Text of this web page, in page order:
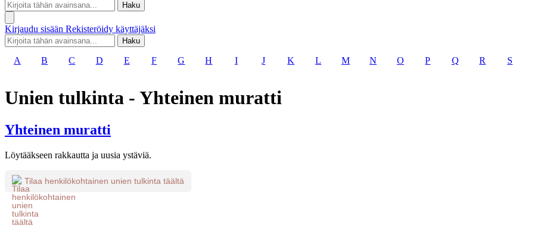
Haku
Kirjaudu sisään Rekisteröidy käyttäjäksi
Haku
A B C D E F G H I J K L M N O P Q R S
Unien tulkinta - Yhteinen muratti
Yhteinen muratti
Löytääkseen rakkautta ja uusia ystäviä.
Tilaa henkilökohtainen unien tulkinta täältä